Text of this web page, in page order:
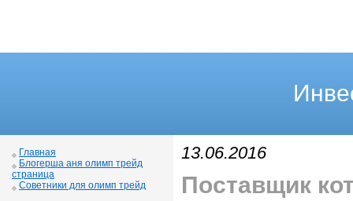
Главная
Блогерша аня олимп трейд
страница
Советники для олимп трейд
13.06.2016
Поставщик